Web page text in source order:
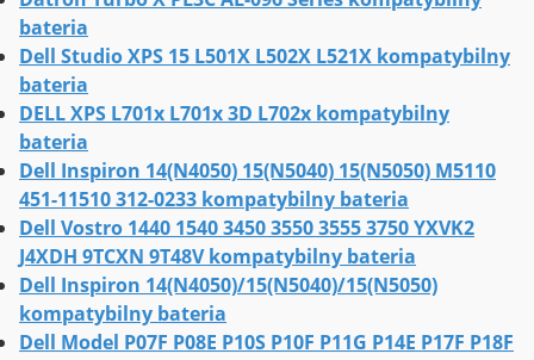
bateria
Dell Studio XPS 15 L501X L502X L521X kompatybilny
bateria
DELL XPS L701x L701x 3D L702x kompatybilny
bateria
Dell Inspiron 14(N4050) 15(N5040) 15(N5050) M5110
451-11510 312-0233 kompatybilny bateria
Dell Vostro 1440 1540 3450 3550 3555 3750 YXVK2
J4XDH 9TCXN 9T48V kompatybilny bateria
Dell Inspiron 14(N4050)/15(N5040)/15(N5050)
kompatybilny bateria
Dell Model P07F P08E P10S P10F P11G P14E P17F P18F